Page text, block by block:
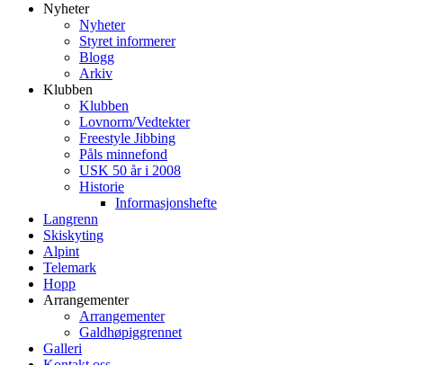
Nyheter
Nyheter
Styret informerer
Blogg
Arkiv
Klubben
Klubben
Lovnorm/Vedtekter
Freestyle Jibbing
Påls minnefond
USK 50 år i 2008
Historie
Informasjonshefte
Langrenn
Skiskyting
Alpint
Telemark
Hopp
Arrangementer
Arrangementer
Galdhøpiggrennet
Galleri